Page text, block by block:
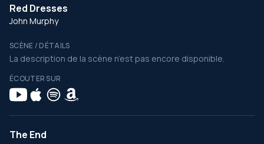
Red Dresses
John Murphy
SCÈNE / DÉTAILS
La description de la scène n’est pas encore disponible.
ÉCOUTER SUR
The End